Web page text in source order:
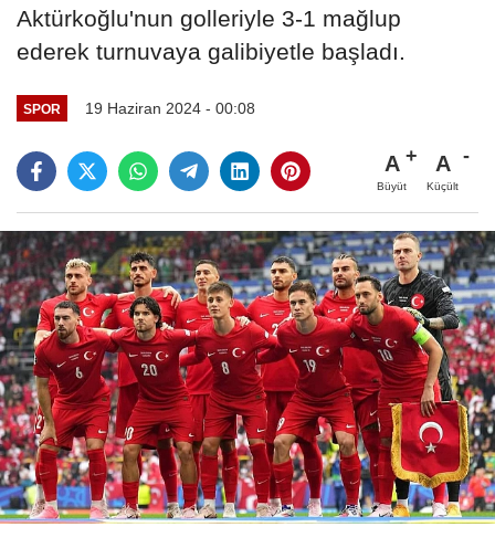
Aktürkoğlu'nun golleriyle 3-1 mağlup
ederek turnuvaya galibiyetle başladı.
SPOR 19 Haziran 2024 - 00:08
A
Büyüt
A
Küçült